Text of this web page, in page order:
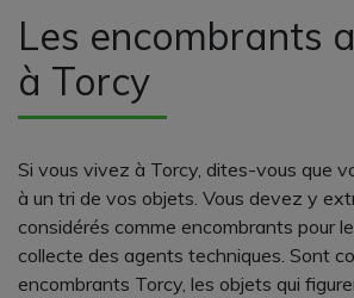
Les encombrants
à Torcy
Si vous vivez à Torcy, dites-vous que
à un tri de vos objets. Vous devez y
considérés comme encombrants pour
collecte des agents techniques. Sont
encombrants Torcy, les objets qui